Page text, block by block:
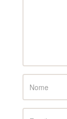
Name
Email